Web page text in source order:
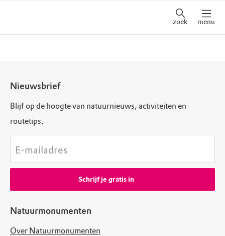
zoek menu
Natuurmonumenten
Over Natuurmonumenten
Nieuwsbrief
Blijf op de hoogte van natuurnieuws, activiteiten en
routetips.
E-mailadres
Schrijf je gratis in